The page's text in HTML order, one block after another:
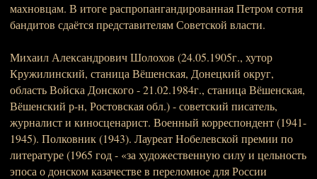
махновцам. В итоге распропангандированная Петром сотня
бандитов сдаётся представителям Советской власти.
Михаил Александрович Шолохов (24.05.1905г., хутор
Кружилинский, станица Вёшенская, Донецкий округ,
область Войска Донского - 21.02.1984г., станица Вёшенская,
Вёшенский р-н, Ростовская обл.) - советский писатель,
журналист и киносценарист. Военный корреспондент (1941-
1945). Полковник (1943). Лауреат Нобелевской премии по
литературе (1965 год - «за художественную силу и цельность
эпоса о донском казачестве в переломное для России